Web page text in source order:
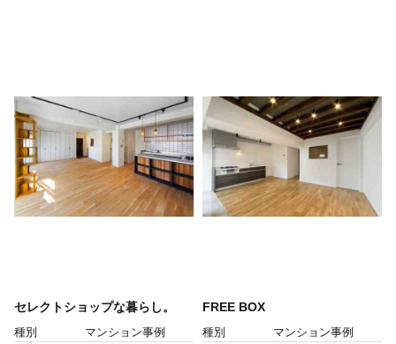
セレクトショップな暮らし。
種別
マンション事例
FREE BOX
種別
マンション事例